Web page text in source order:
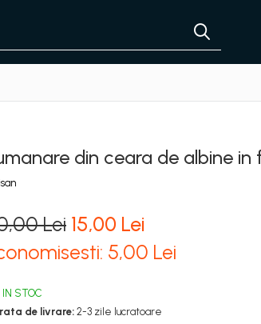
din ceara de albine in
Lei 15,00 Lei
5,00 Lei
IN STOC
de livrare:2-3 zile lucratoare